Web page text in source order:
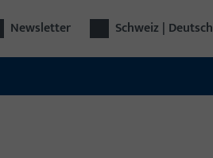
Newsletter Schweiz | Deutsch